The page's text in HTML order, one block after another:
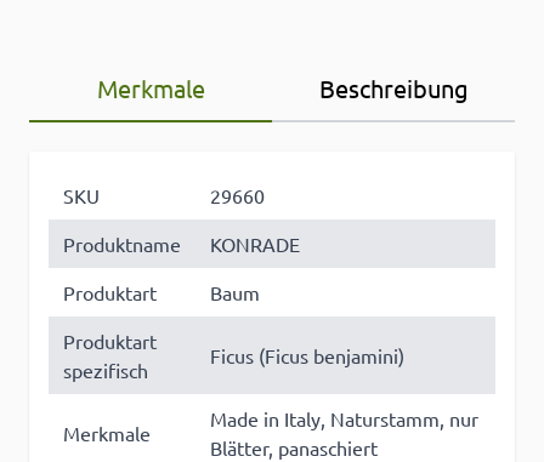
Merkmale Beschreibung
SKU
29660
Produktname
KONRADE
Produktart
Baum
Produktart
spezifisch
Ficus (Ficus benjamini)
Merkmale
Made in Italy, Naturstamm, nur
Blätter, panaschiert